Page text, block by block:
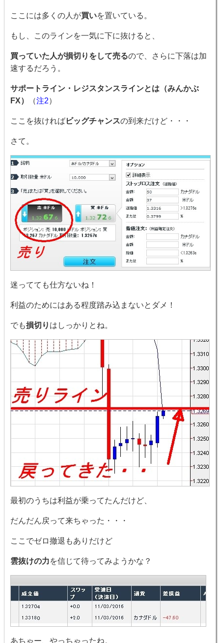
ここには多くの人が買いを置いている。
もし、このラインを一気に下に抜けると、
買っていた人が損切りをして売るので、さらに下落は加
速するだろう。
サポートライン・レジスタンスラインとは（みんかぶ
FX）
（注2）
ここを抜ければビッグチャンスの到来だけど・・・
さて。
迷ってても仕方ないね！
利益のためにはある程度踏み込まないとダメ！
でも損切り はしっかりとね。
最初のうちは利益が乗ってたんだけど、
だんだん戻って来ちゃった・・・
ここでゼロ撤退もありだけど
雲抜けの力を信じて待ってみようかな？
あちゃー、やっちゃったね。